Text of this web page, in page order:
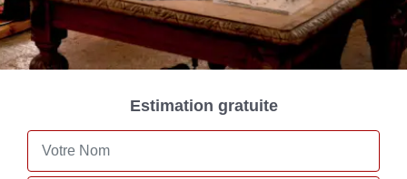
Estimation gratuite